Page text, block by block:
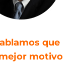
que
motivo